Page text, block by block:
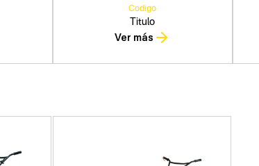
Titulo
Codigo
Ver más